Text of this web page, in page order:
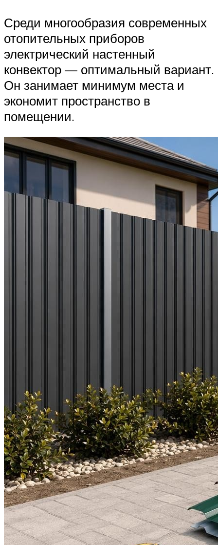
Среди многообразия современных
отопительных приборов
электрический настенный
конвектор — оптимальный вариант.
Он занимает минимум места и
экономит пространство в
помещении.